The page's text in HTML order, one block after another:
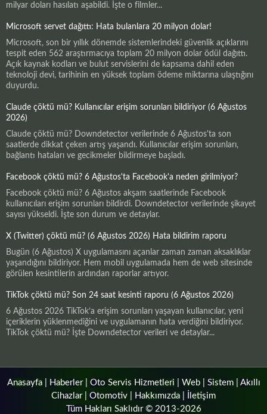
milyar doları hasılatı aşabildi. İşte o filmler...
Microsoft servet dağıttı: Hata bulanlara 20 milyon dolar!
Microsoft, son bir yıllık dönemde sistemlerindeki güvenlik açıklarını
tespit eden 562 araştırmacıya toplam 20 milyon dolar ödül dağıttı.
Açık kaynak kodları ve bulut servislerini de kapsama dahil eden
teknoloji devi, tarihinin en yüksek toplam ödeme miktarına ulaştığını
duyurdu.
Claude çöktü mü? Kullanıcılar erişim sorunları bildiriyor (6 Ağustos
2026)
Claude çöktü mü? Downdetector verilerinde 6 Ağustos'ta son
saatlerde dikkat çeken artış yaşandı. Kullanıcılar erişim sorunları,
bağlantı hataları ve gecikmeler bildirmeye başladı.
Facebook çöktü mü? 6 Ağustos'ta Facebook'a neden girilmiyor?
Facebook çöktü mü? 6 Ağustos akşam saatlerinde Facebook
kullanıcıları erişim sorunları bildirdi. Downdetector verilerinde şikayet
sayısı yükseldi. İşte son durum ve detaylar.
X (Twitter) çöktü mü? (6 Ağustos 2026) Hata bildirim raporu
Bugün (6 Ağustos) X uygulamasını açanlar zaman zaman aksaklıklar
yaşandığını bildiriyor. Hem mobil uygulamada hem de web sitesinde
görülen kesintilerin ardından raporlar artıyor.
TikTok çöktü mü? Son 24 saat kesinti raporu (6 Ağustos 2026)
6 Ağustos 2026 TikTok’a erişim sorunları yaşayan kullanıcılar, yeni
içeriklerin yüklenmediğini ve uygulamanın hata verdiğini bildiriyor.
TikTok çöktü mü? İşte Downdetector verileri ve detaylar...
Anasayfa| Haberler| Oto Servis Hizmetleri Web| Sistem| Akıllı
Cihazlar| Otomotiv Hakkımızda
İletişim
Tüm Hakları Saklıdır © 2013-2026